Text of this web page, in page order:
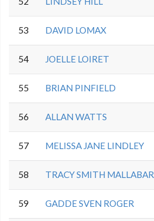
53 DAVID LOMAX
54 JOELLE LOIRET
55 BRIAN PINFIELD
56 ALLAN WATTS
57 MELISSA JANE LINDLEY
58 TRACY SMITH MALLABAR
59 GADDE SVEN ROGER